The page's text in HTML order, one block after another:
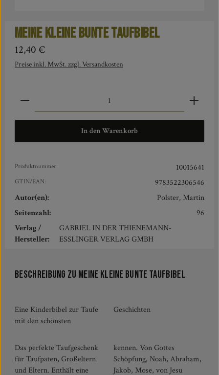
Meine kleine bunte Taufbibel
Regulärer Preis:
12,40 €
Preise inkl. MwSt. zzgl. Versandkosten
Produkt Anzahl: Gib den gewünschten Wert ein oder
In den Warenkorb
Produktnummer: 10015641
GTIN/EAN:
9783522306546
Autor(en):
Polster, Martin
Seitenzahl:
96
Verlag /
Hersteller:
GABRIEL IN DER THIENEMANN-
ESSLINGER VERLAG GMBH
Beschreibung zu Meine kleine bunte Taufbibel
Eine Kinderbibel zur Taufe
mit den schönsten
Geschichten
Das perfekte Taufgeschenk
für Taufpaten, Großeltern
und Eltern. Enthält eine
kennen. Von Gottes
Schöpfung, Noah, Abraham,
Jakob, Mose, von Jesu